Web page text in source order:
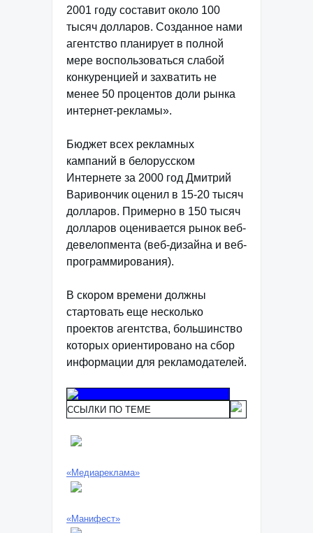
2001 году составит около 100
тысяч долларов. Созданное нами
агентство планирует в полной
мере воспользоваться слабой
конкуренцией и захватить не
менее 50 процентов доли рынка
интернет-рекламы».
Бюджет всех рекламных
кампаний в белорусском
Интернете за 2000 год Дмитрий
Варивончик оценил в 15-20 тысяч
долларов. Примерно в 150 тысяч
долларов оценивается рынок веб-
девелопмента (веб-дизайна и веб-
программирования).
В скором времени должны
стартовать еще несколько
проектов агентства, большинство
которых ориентировано на сбор
информации для рекламодателей.
ССЫЛКИ ПО ТЕМЕ
«Медиареклама»
«Манифест»